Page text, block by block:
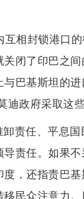
互相封锁港口
闭了印巴之
巴基斯坦的
迪政府采取这
责任、平息
责任。如果
，还指责巴
民众注意力